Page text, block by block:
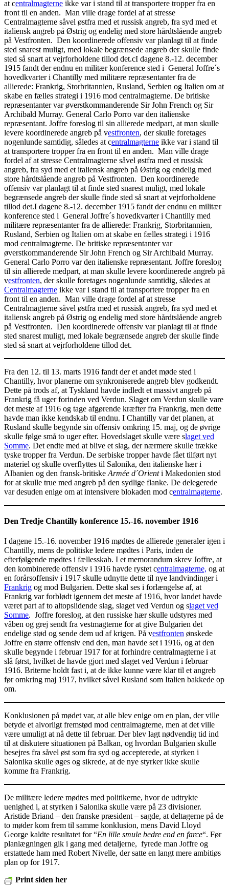
at centralmagterne ikke var i stand til at transportere tropper fra en
front til en anden. Man ville drage fordel af at stresse
Centralmagterne såvel østfra med et russisk angreb, fra syd med et
italiensk angreb på Østrig og endelig med store hårdtslående angreb
på Vestfronten. Den koordinerede offensiv var planlagt til at finde
sted snarest muligt, med lokale begrænsede angreb der skulle finde
sted så snart at vejrforholdene tillod det.cI dagene 8.-12. december
1915 fandt der endnu en militær konference sted i General Joffre´s
hovedkvarter i Chantilly med militære repræsentanter fra de
allierede: Frankrig, Storbritannien, Rusland, Serbien og Italien om at
skabe en fælles strategi i 1916 mod centralmagterne. De britiske
repræsentanter var øverstkommanderende Sir John French og Sir
Archibald Murray. General Carlo Porro var den italienske
repræsentant. Joffre foreslog til sin allierede medpart, at man skulle
levere koordinerede angreb på vestfronten, der skulle foretages
nogenlunde samtidig, således at centralmagterne ikke var i stand til
at transportere tropper fra en front til en anden. Man ville drage
fordel af at stresse Centralmagterne såvel østfra med et russisk
angreb, fra syd med et italiensk angreb på Østrig og endelig med
store hårdtslående angreb på Vestfronten. Den koordinerede
offensiv var planlagt til at finde sted snarest muligt, med lokale
begrænsede angreb der skulle finde sted så snart at vejrforholdene
tillod det.I dagene 8.-12. december 1915 fandt der endnu en militær
konference sted i General Joffre´s hovedkvarter i Chantilly med
militære repræsentanter fra de allierede: Frankrig, Storbritannien,
Rusland, Serbien og Italien om at skabe en fælles strategi i 1916
mod centralmagterne. De britiske repræsentanter var
øverstkommanderende Sir John French og Sir Archibald Murray.
General Carlo Porro var den italienske repræsentant. Joffre foreslog
til sin allierede medpart, at man skulle levere koordinerede angreb på
vestfronten, der skulle foretages nogenlunde samtidig, således at
Centralmagterne ikke var i stand til at transportere tropper fra en
front til en anden. Man ville drage fordel af at stresse
Centralmagterne såvel østfra med et russisk angreb, fra syd med et
italiensk angreb på Østrig og endelig med store hårdtslående angreb
på Vestfronten. Den koordinerede offensiv var planlagt til at finde
sted snarest muligt, med lokale begrænsede angreb der skulle finde
sted så snart at vejrforholdene tillod det.
Fra den 12. til 13. marts 1916 fandt der et andet møde sted i
Chantilly, hvor planerne om synkroniserede angreb blev godkendt.
Dette på trods af, at Tyskland havde indledt et massivt angreb på
Frankrig få uger forinden ved Verdun. Slaget om Verdun skulle vare
det meste af 1916 og tage afgørende kræfter fra Frankrig, men dette
havde man ikke kendskab til endnu. I Chantilly var det planen, at
Rusland skulle begynde sin offensiv omkring 15. maj, og de øvrige
skulle følge små to uger efter. Hovedslaget skulle være slaget ved
Somme. Det endte med at blive et slag, der nærmere skulle trække
tyske tropper fra Verdun. De serbiske tropper havde fået tilført nyt
materiel og skulle overflyttes til Salonika, den italienske hær i
Albanien og den fransk-britiske Armée d´Orienti Makedonien stod
for at skulle true med angreb på den sydlige flanke. De delegerede
var desuden enige om at intensivere blokaden mod centralmagterne.
Den Tredje Chantilly konference 15.-16. november 1916
I dagene 15.-16. november 1916 mødtes de allierede generaler igen i
Chantilly, mens de politiske ledere mødtes i Paris, inden de
efterfølgende mødtes i fællesskab. I et memorandum skrev Joffre, at
den kombinerede offensiv i 1916 havde rystet centralmagterne, og at
en forårsoffensiv i 1917 skulle udnytte dette til nye landvindinger i
Frankrig og mod Bulgarien. Dette skal ses i forlængelse af, at
Frankrig var forblødt igennem det meste af 1916, hvor landet havde
været part af to altopslidende slag, slaget ved Verdun og slaget ved
Somme. Joffre foreslog, at den russiske hær skulle udstyres med
våben og grej sendt fra vestmagterne for at give Bulgarien det
endelige stød og sende dem ud af krigen. På vestfronten ønskede
Joffre en større offensiv end den, man havde set i 1916, og at den
skulle begynde i februar 1917 for at forhindre centralmagterne i at
slå først, hvilket de havde gjort med slaget ved Verdun i februar
1916. Briterne holdt fast i, at de ikke kunne være klar til et angreb
før omkring maj 1917, hvilket såvel Rusland som Italien bakkede op
om.
Konklusionen på mødet var, at alle blev enige om en plan, der ville
betyde et alvorligt fremstød mod centralmagterne, men at det ville
være umuligt at nå dette til februar. Der blev lagt nødvendig tid ind
til at diskutere situationen på Balkan, og hvordan Bulgarien skulle
besejres fra såvel øst som fra syd og accepterede, at styrken i
Salonika skulle øges og sikrede, at de nye styrker ikke skulle
komme fra Frankrig.
De militære ledere mødtes med politikerne, hvor de udtrykte
uenighed i, at styrken i Salonika skulle være på 23 divisioner.
Aristide Briand – den franske præsident – sagde, at deltagerne på de
to møder kom frem til samme konklusion, mens David Lloyd
George kaldte resultatet for “En lille smule bedre end en farce“. Før
planlægningen gik i gang med detaljerne, fyrede man Joffre og
erstattede ham med Robert Nivelle, der satte en langt mere ambitiøs
plan op for 1917.
Print siden her